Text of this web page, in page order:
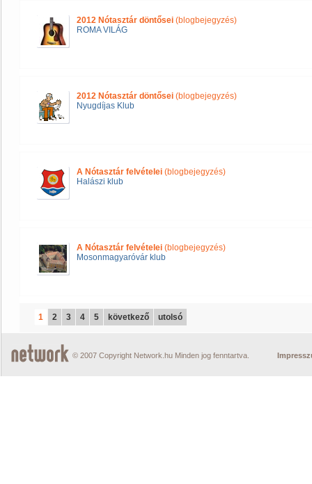
2012 Nótasztár döntősei (blogbejegyzés)
ROMA VILÁG
2012 Nótasztár döntősei (blogbejegyzés)
Nyugdíjas Klub
A Nótasztár felvételei (blogbejegyzés)
Halászi klub
A Nótasztár felvételei (blogbejegyzés)
Mosonmagyaróvár klub
1 2 3 4 5 következő utolsó
© 2007 Copyright Network.hu Minden jog fenntartva.